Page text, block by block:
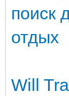
поиск
отдых
Will